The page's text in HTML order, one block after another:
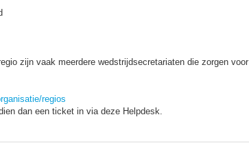
zijn vaak meerdere wedstrijdsecretariaten die zorgen voor
regios
dan een ticket in via deze Helpdesk.